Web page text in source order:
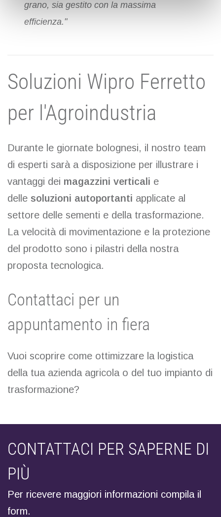
grano, sia gestito con la massima
efficienza."
Soluzioni Wipro Ferretto
per l'Agroindustria
Durante le giornate bolognesi, il nostro team
di esperti sarà a disposizione per illustrare i
vantaggi dei magazzini verticali e
delle soluzioni autoportanti applicate al
settore delle sementi e della trasformazione.
La velocità di movimentazione e la protezione
del prodotto sono i pilastri della nostra
proposta tecnologica.
Contattaci per un
appuntamento in fiera
Vuoi scoprire come ottimizzare la logistica
della tua azienda agricola o del tuo impianto di
trasformazione?
CONTATTACI PER SAPERNE DI
PIÙ
Per ricevere maggiori informazioni compila il
form.